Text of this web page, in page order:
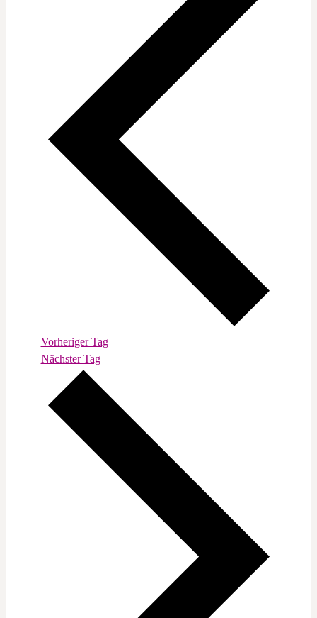
Vorheriger Tag
Nächster Tag